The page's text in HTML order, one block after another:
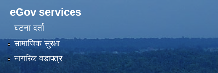
eGov services
घटना दर्ता
सामाजिक सुरक्षा
नागरिक वडापत्र